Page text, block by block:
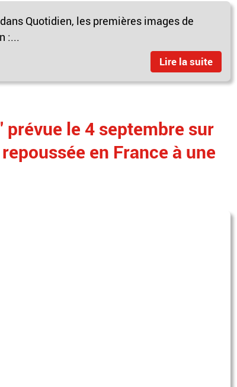
Quotidien, les premières images de
:...
Lire la suite
le 4 septembre sur
en France à une